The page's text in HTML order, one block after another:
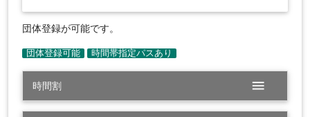
団体登録が可能です。
時間割 menu